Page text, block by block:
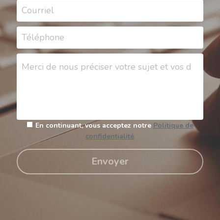
Intelligence Artificielle
Produits fabriqués en France
Culture générale
Courriel
Téléphone
Merci de nous préciser votre sujet et vos
En continuant, vous acceptez notre Politique de
confidentialité
Envoyer
Intelligence Artificielle